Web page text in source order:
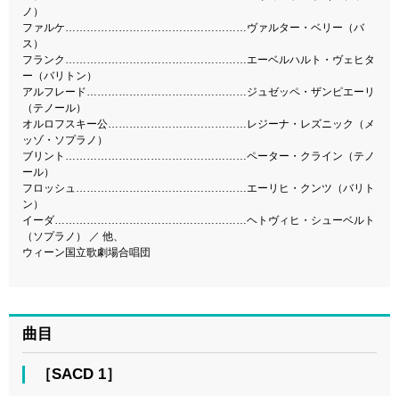
ノ）
ファルケ……………………………………………ヴァルター・ベリー（バ
ス）
フランク……………………………………………エーベルハルト・ヴェヒタ
ー（バリトン）
アルフレード………………………………………ジュゼッペ・ザンピエーリ
（テノール）
オルロフスキー公…………………………………レジーナ・レズニック（メ
ッゾ・ソプラノ）
ブリント……………………………………………ペーター・クライン（テノ
ール）
フロッシュ…………………………………………エーリヒ・クンツ（バリト
ン）
イーダ………………………………………………ヘトヴィヒ・シューベルト
（ソプラノ） ／ 他、
ウィーン国立歌劇場合唱団
曲目
［SACD 1］